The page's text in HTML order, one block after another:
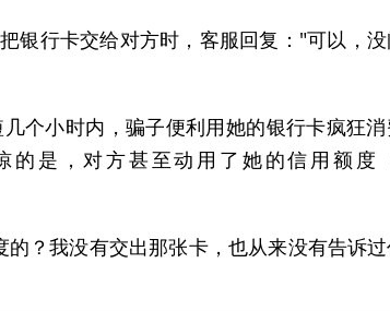
银行卡交给对方时，客服回复："可以，
个小时内，骗子便利用她的银行卡疯狂
的是，对方甚至动用了她的信用额度
？我没有交出那张卡，也从来没有告诉